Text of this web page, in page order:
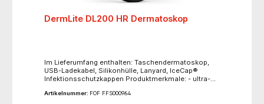
DermLite DL200 HR Dermatoskop
Im Lieferumfang enthalten: Taschendermatoskop,
USB-Ladekabel, Silikonhülle, Lanyard, IceCap®
Infektionsschutzkappen Produktmerkmale: - ultra-
Kontakt-Dermatoskopie mit aufsteckbarer Glas-
Artikelnummer: FOF FFS000964